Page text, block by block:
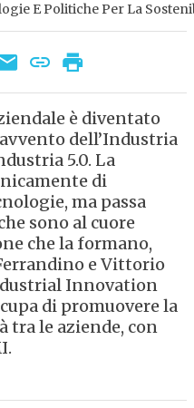
E Politiche Per La
è diventato
dell’Industria
5.0. La
di
ma passa
sono al cuore
che la formano,
e Vittorio
Innovation
di promuovere la
tra le aziende, con